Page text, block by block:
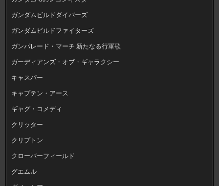
ガンダムビルドダイバーズ
ガンダムビルドファイターズ
ガンパレード・マーチ 新たなる行軍歌
ガーディアンズ・オブ・ギャラクシー
キャスパー
キャプテン・アース
ギャグ・コメディ
クリッター
クリプトン
クローバーフィールド
グエムル